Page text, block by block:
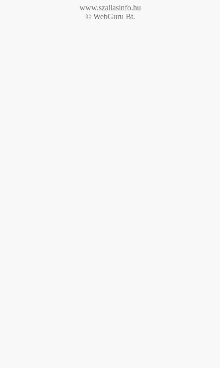
www.szallasinfo.hu
© WebGuru Bt.